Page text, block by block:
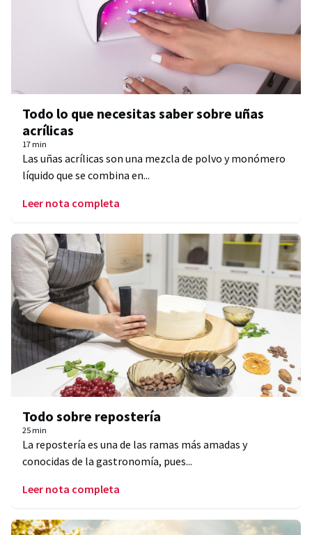
Todo lo que necesitas saber sobre uñas
acrílicas
17 min
Las uñas acrílicas son una mezcla de polvo y monómero
líquido que se combina en...
Leer nota completa
Todo sobre repostería
25 min
La repostería es una de las ramas más amadas y
conocidas de la gastronomía, pues...
Leer nota completa